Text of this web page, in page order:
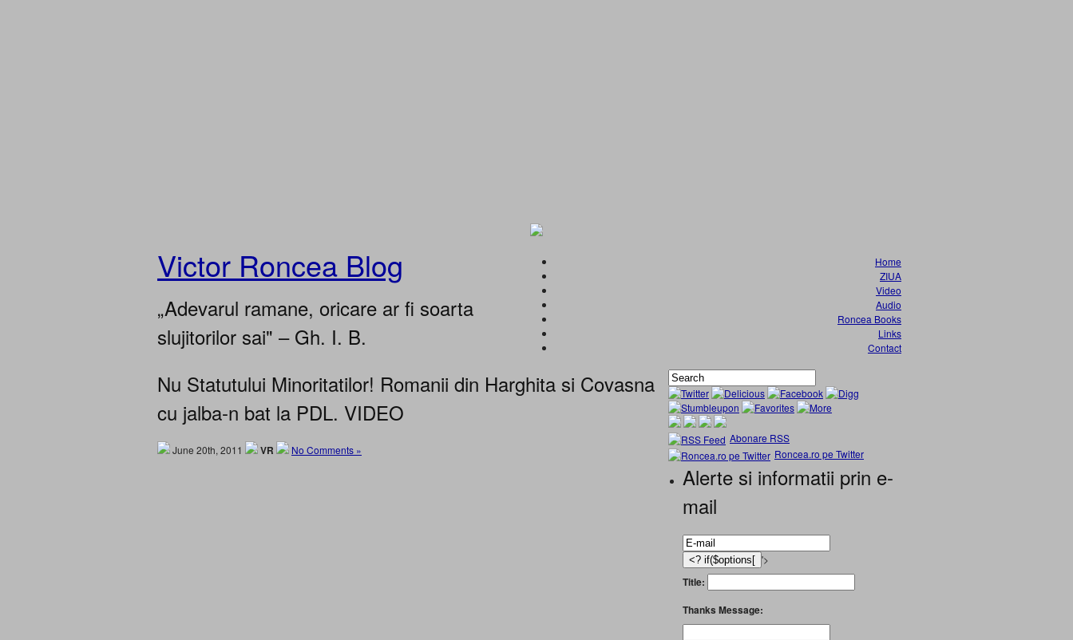
Victor Roncea Blog
„Adevarul ramane, oricare ar fi soarta
slujitorilor sai" – Gh. I. B.
Home
ZIUA
Video
Audio
Roncea Books
Links
Contact
Nu Statutului Minoritatilor! Romanii din Harghita si Covasna
cu jalba-n bat la PDL. VIDEO
June 20th, 2011 VR No Comments »
Abonare RSS
Roncea.ro pe Twitter
Alerte si informatii prin e-
mail
'>
Title:
Thanks Message: